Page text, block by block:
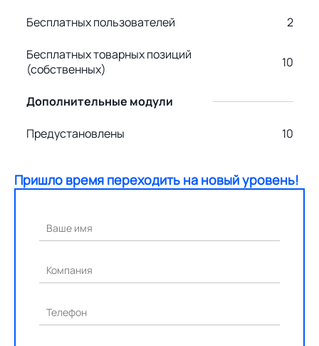
Бесплатных пользователей 2
Бесплатных товарных позиций
(собственных)
10
Дополнительные модули
Предустановлены 10
Пришло время переходить на новый уровень!
Ваше имя
Компания
Телефон